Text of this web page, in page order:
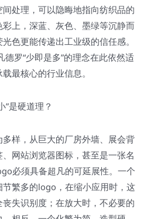
处理，可以隐晦地指向纺织品的
上，深蓝、灰色、墨绿等沉静而
色更能传递出工业级的信任感。
德罗“少即是多”的理念在此依然适
最核心的行业信息。
”是硬道理？
样，从巨大的厂房外墙、展会背
网站浏览器图标，甚至是一张名
必须具备超凡的可延展性。一个
繁多的logo，在缩小应用时，这
失识别度；在放大时，不必要的